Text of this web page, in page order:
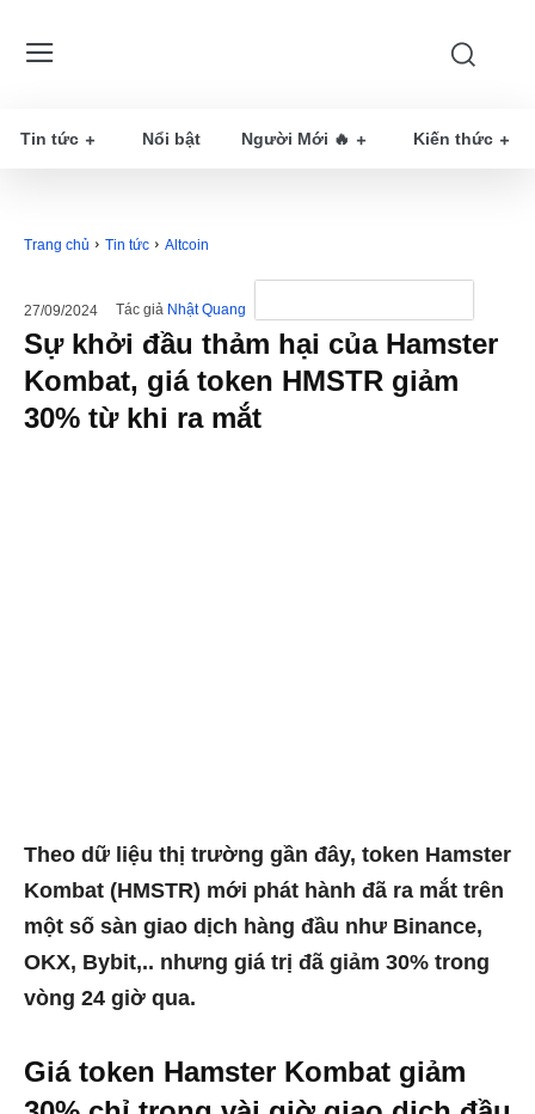
Tin tức Nổi bật Người Mới 🔥 Kiến thức
Trang chủ Tin tức Altcoin
27/09/2024 Tác giả Nhật Quang
Sự khởi đầu thảm hại của Hamster
Kombat, giá token HMSTR giảm
30% từ khi ra mắt
Theo dữ liệu thị trường gần đây, token Hamster
Kombat (HMSTR) mới phát hành đã ra mắt trên
một số sàn giao dịch hàng đầu như Binance,
OKX, Bybit,.. nhưng giá trị đã giảm 30% trong
vòng 24 giờ qua.
Giá token Hamster Kombat giảm